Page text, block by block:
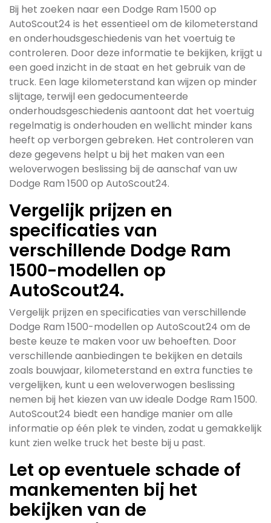
Bij het zoeken naar een Dodge Ram 1500 op
AutoScout24 is het essentieel om de kilometerstand
en onderhoudsgeschiedenis van het voertuig te
controleren. Door deze informatie te bekijken, krijgt u
een goed inzicht in de staat en het gebruik van de
truck. Een lage kilometerstand kan wijzen op minder
slijtage, terwijl een gedocumenteerde
onderhoudsgeschiedenis aantoont dat het voertuig
regelmatig is onderhouden en wellicht minder kans
heeft op verborgen gebreken. Het controleren van
deze gegevens helpt u bij het maken van een
weloverwogen beslissing bij de aanschaf van uw
Dodge Ram 1500 op AutoScout24.
Vergelijk prijzen en
specificaties van
verschillende Dodge Ram
1500-modellen op
AutoScout24.
Vergelijk prijzen en specificaties van verschillende
Dodge Ram 1500-modellen op AutoScout24 om de
beste keuze te maken voor uw behoeften. Door
verschillende aanbiedingen te bekijken en details
zoals bouwjaar, kilometerstand en extra functies te
vergelijken, kunt u een weloverwogen beslissing
nemen bij het kiezen van uw ideale Dodge Ram 1500.
AutoScout24 biedt een handige manier om alle
informatie op één plek te vinden, zodat u gemakkelijk
kunt zien welke truck het beste bij u past.
Let op eventuele schade of
mankementen bij het
bekijken van de